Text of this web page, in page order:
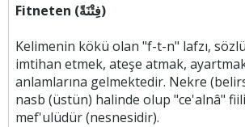
Fitneten (فِتْنَةً)
Kelimenin kökü olan "f-t-n" lafzı,
imtihan etmek, ateşe atmak,
anlamlarına gelmektedir. Nekre
nasb (üstün) halinde olup "ce'alnâ"
mef'ulüdür (nesnesidir).